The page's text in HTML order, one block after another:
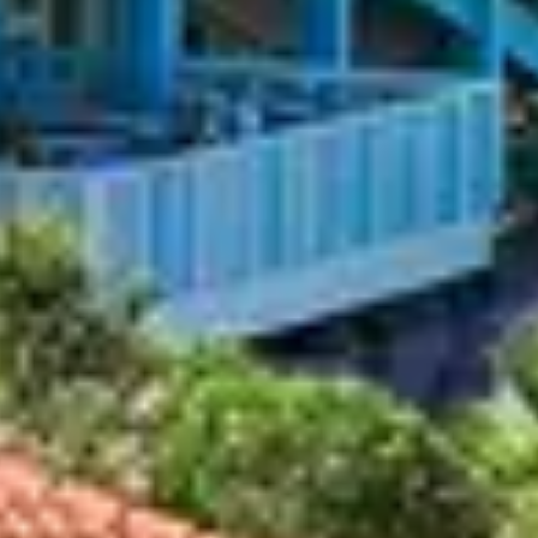
Loin de l’affluence estivale, l’océan se
l’air marin et observer les vagues
calme.
DES
nature et les premières balades en plein
L’hiver, plus confidentiel, permet